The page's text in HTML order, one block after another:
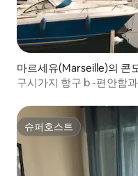
마르세유(Marseille)의 콘
구시가지 항구 b -편안함
슈퍼호스트
슈퍼호스트